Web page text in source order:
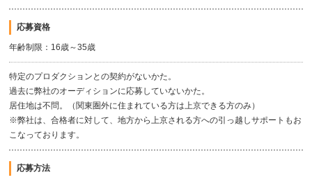
応募資格
年齢制限：16歳～35歳
特定のプロダクションとの契約がないかた。
過去に弊社のオーディションに応募していないかた。
居住地は不問。（関東圏外に住まれている方は上京できる方のみ）
※弊社は、合格者に対して、地方から上京される方への引っ越しサポートもお
こなっております。
応募方法